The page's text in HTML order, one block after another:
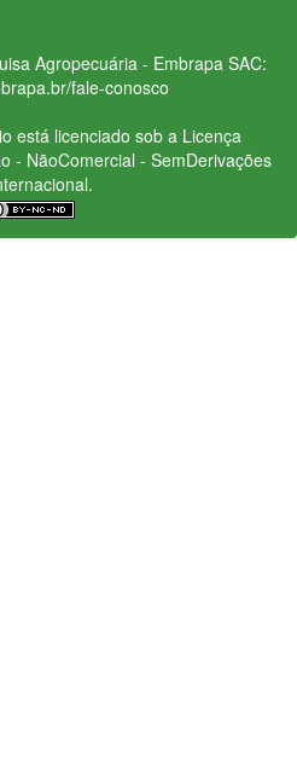
Agropecuária - Embrapa SAC:
fale-conosco
está licenciado sob a Licença
- NãoComercial - SemDerivações